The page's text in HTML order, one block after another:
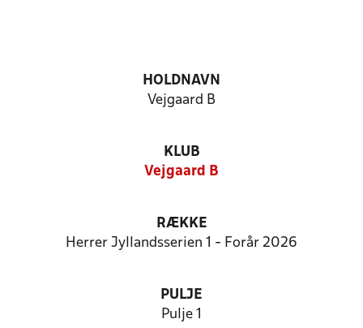
HOLDNAVN
Vejgaard B
KLUB
Vejgaard B
RÆKKE
Herrer Jyllandsserien 1 - Forår 2026
PULJE
Pulje 1